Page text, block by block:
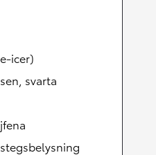
icer)
svarta